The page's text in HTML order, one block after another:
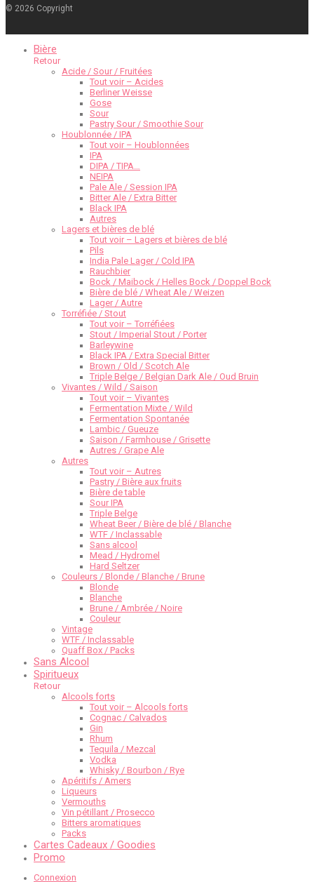
© 2026 Copyright
Bière
Retour
Acide / Sour / Fruitées
Tout voir – Acides
Berliner Weisse
Gose
Sour
Pastry Sour / Smoothie Sour
Houblonnée / IPA
Tout voir – Houblonnées
IPA
DIPA / TIPA…
NEIPA
Pale Ale / Session IPA
Bitter Ale / Extra Bitter
Black IPA
Autres
Lagers et bières de blé
Tout voir – Lagers et bières de blé
Pils
India Pale Lager / Cold IPA
Rauchbier
Bock / Maibock / Helles Bock / Doppel Bock
Bière de blé / Wheat Ale / Weizen
Lager / Autre
Torréfiée / Stout
Tout voir – Torréfiées
Stout / Imperial Stout / Porter
Barleywine
Black IPA / Extra Special Bitter
Brown / Old / Scotch Ale
Triple Belge / Belgian Dark Ale / Oud Bruin
Vivantes / Wild / Saison
Tout voir – Vivantes
Fermentation Mixte / Wild
Fermentation Spontanée
Lambic / Gueuze
Saison / Farmhouse / Grisette
Autres / Grape Ale
Autres
Tout voir – Autres
Pastry / Bière aux fruits
Bière de table
Sour IPA
Triple Belge
Wheat Beer / Bière de blé / Blanche
WTF / Inclassable
Sans alcool
Mead / Hydromel
Hard Seltzer
Couleurs / Blonde / Blanche / Brune
Blonde
Blanche
Brune / Ambrée / Noire
Couleur
Vintage
WTF / Inclassable
Quaff Box / Packs
Sans Alcool
Spiritueux
Retour
Alcools forts
Tout voir – Alcools forts
Cognac / Calvados
Gin
Rhum
Tequila / Mezcal
Vodka
Whisky / Bourbon / Rye
Apéritifs / Amers
Liqueurs
Vermouths
Vin pétillant / Prosecco
Bitters aromatiques
Packs
Cartes Cadeaux / Goodies
Promo
Connexion